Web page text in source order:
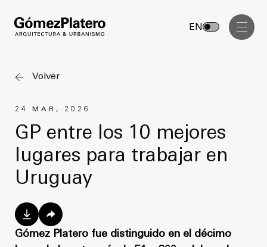
Gerenciamiento de Obra
Masterplan
Anteproyecto
Proyecto Ejecutivo
Dirección de Obra
Proyectos
GP inside
EN
Servicios
Arquitectura
Urbanismo
Gerenciamiento de Obra
Diseño Interior
Comunicación Visual
Volver
24 MAR, 2026
GP entre los 10 mejores
lugares para trabajar en
Uruguay
Gómez Platero fue distinguido en el décimo